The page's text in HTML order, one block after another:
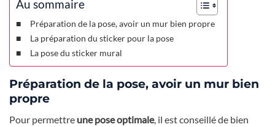
Au sommaire
Préparation de la pose, avoir un mur bien propre
La préparation du sticker pour la pose
La pose du sticker mural
Préparation de la pose, avoir un mur bien
propre
Pour permettre une pose optimale, il est conseillé de bien